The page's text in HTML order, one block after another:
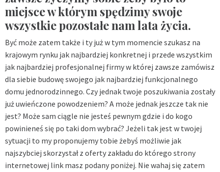
miejsce w którym spędzimy swoje
wszystkie pozostałe nam lata życia.
Być może zatem także i ty już w tym momencie szukasz na
krajowym rynku jak najbardziej konkretnej i przede wszystkim
jak najbardziej profesjonalnej firmy w której zawsze zamówisz
dla siebie budowę swojego jak najbardziej funkcjonalnego
domu jednorodzinnego. Czy jednak twoje poszukiwania zostały
już uwieńczone powodzeniem? A może jednak jeszcze tak nie
jest? Może sam ciągle nie jesteś pewnym gdzie i do kogo
powinieneś się po taki dom wybrać? Jeżeli tak jest w twojej
sytuacji to my proponujemy tobie żebyś możliwie jak
najszybciej skorzystał z oferty zakładu do którego strony
internetowej link masz podany poniżej. Nie wahaj się zatem